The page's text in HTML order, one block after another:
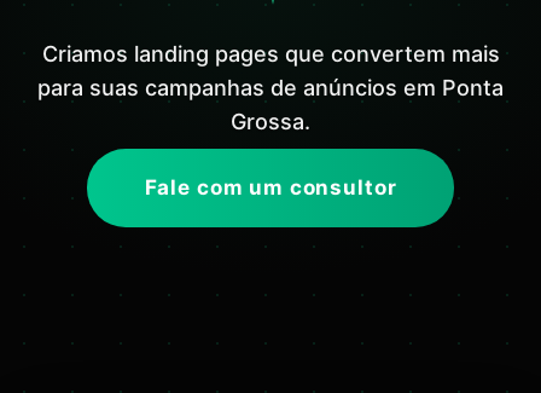
Criamos landing pages que convertem mais
para suas campanhas de anúncios em Ponta
Grossa.
Fale com um consultor